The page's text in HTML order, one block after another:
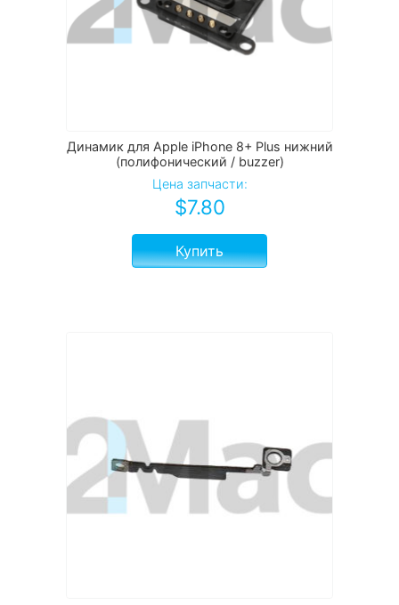
Динамик для Apple iPhone 8+ Plus нижний
(полифонический / buzzer)
Цена запчасти:
$7.80
Купить